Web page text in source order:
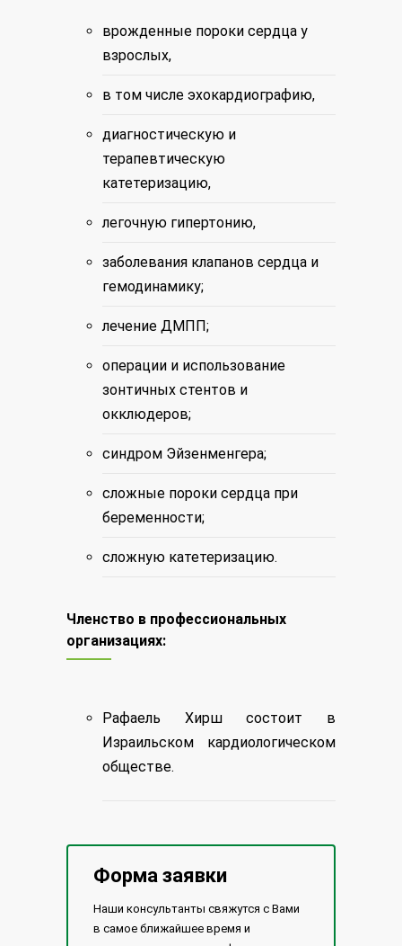
врожденные пороки сердца у
взрослых,
в том числе эхокардиографию,
диагностическую и
терапевтическую
катетеризацию,
легочную гипертонию,
заболевания клапанов сердца и
гемодинамику;
лечение ДМПП;
операции и использование
зонтичных стентов и
окклюдеров;
синдром Эйзенменгера;
сложные пороки сердца при
беременности;
сложную катетеризацию.
Членство в профессиональных
организациях:
Рафаель Хирш состоит в
Израильском кардиологическом
обществе.
Форма заявки
Наши консультанты свяжутся с Вами
в самое ближайшее время и